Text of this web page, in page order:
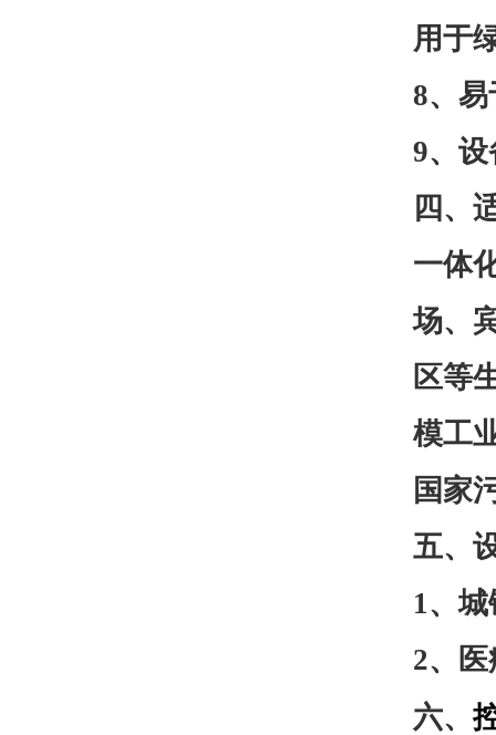
用于
8、
9、
四、
一体
场、
区等
模工
国家
五、
1、
2、
六、